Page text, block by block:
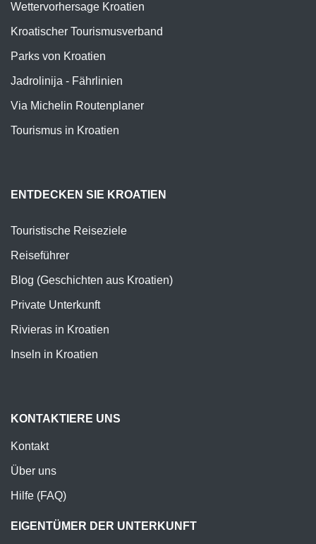
Wettervorhersage Kroatien
Kroatischer Tourismusverband
Parks von Kroatien
Jadrolinija - Fährlinien
Via Michelin Routenplaner
Tourismus in Kroatien
ENTDECKEN SIE KROATIEN
Touristische Reiseziele
Reiseführer
Blog (Geschichten aus Kroatien)
Private Unterkunft
Rivieras in Kroatien
Inseln in Kroatien
KONTAKTIERE UNS
Kontakt
Über uns
Hilfe (FAQ)
EIGENTÜMER DER UNTERKUNFT